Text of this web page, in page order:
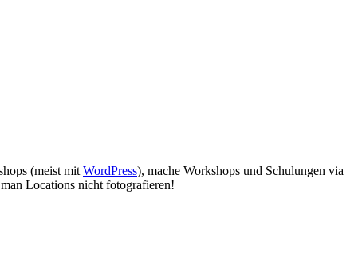
(meist mit WordPress), mache Workshops und Schulungen via
Locations nicht fotografieren!